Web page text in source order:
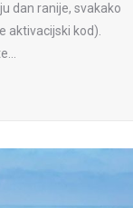
dan ranije, svakako
aktivacijski kod).